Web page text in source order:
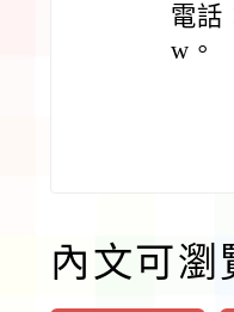
電話
w。
內文可瀏